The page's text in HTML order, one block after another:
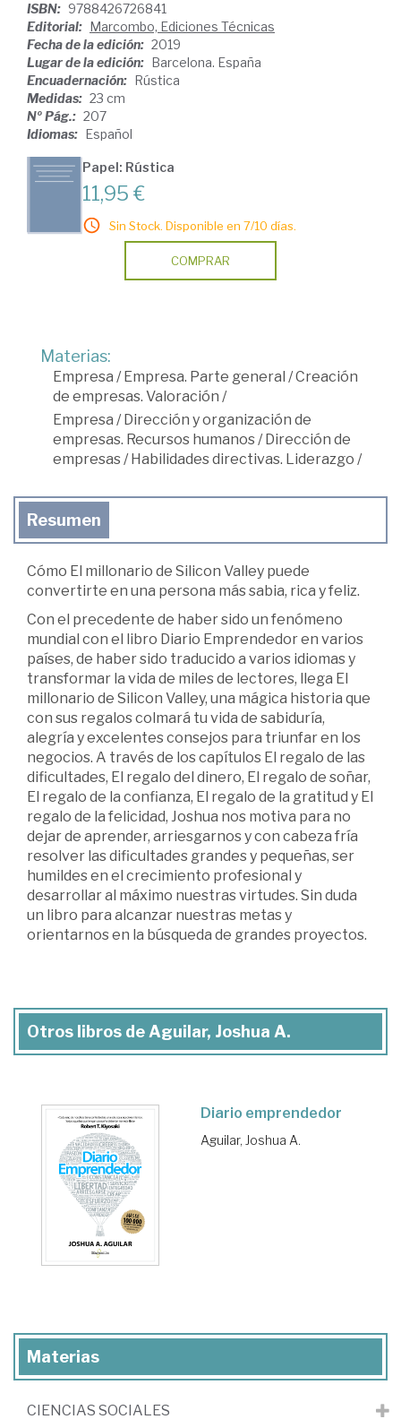
ISBN: 9788426726841
Editorial: Marcombo, Ediciones Técnicas
Fecha de la edición: 2019
Lugar de la edición: Barcelona. España
Encuadernación: Rústica
Medidas: 23 cm
Nº Pág.: 207
Idiomas: Español
Papel: Rústica
11,95 €
Sin Stock. Disponible en 7/10 días.
COMPRAR
Materias:
Empresa / Empresa. Parte general /Creación
de empresas. Valoración /
Empresa / Dirección y organización de
empresas. Recursos humanos/ Dirección de
empresas/ Habilidades directivas. Liderazgo /
Resumen
Cómo El millonario de Silicon Valley puede
convertirte en una persona más sabia, rica y feliz.
Con el precedente de haber sido un fenómeno
mundial con el libro Diario Emprendedor en varios
países, de haber sido traducido a varios idiomas y
transformar la vida de miles de lectores, llega El
millonario de Silicon Valley, una mágica historia que
con sus regalos colmará tu vida de sabiduría,
alegría y excelentes consejos para triunfar en los
negocios. A través de los capítulos El regalo de las
dificultades, El regalo del dinero, El regalo de soñar,
El regalo de la confianza, El regalo de la gratitud y El
regalo de la felicidad, Joshua nos motiva para no
dejar de aprender, arriesgarnos y con cabeza fría
resolver las dificultades grandes y pequeñas, ser
humildes en el crecimiento profesional y
desarrollar al máximo nuestras virtudes. Sin duda
un libro para alcanzar nuestras metas y
orientarnos en la búsqueda de grandes proyectos.
Otros libros de Aguilar, Joshua A.
Diario emprendedor
Aguilar, Joshua A.
Materias
CIENCIAS SOCIALES